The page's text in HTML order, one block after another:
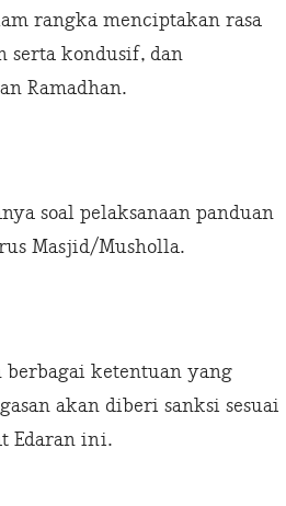
rangka menciptakan rasa
serta kondusif, dan
Ramadhan.
soal pelaksanaan panduan
Masjid/Musholla.
berbagai ketentuan yang
akan diberi sanksi sesuai
Edaran ini.